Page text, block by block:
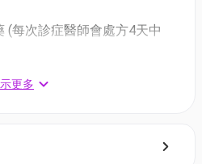
(每次診症醫師會處方4天中
更多